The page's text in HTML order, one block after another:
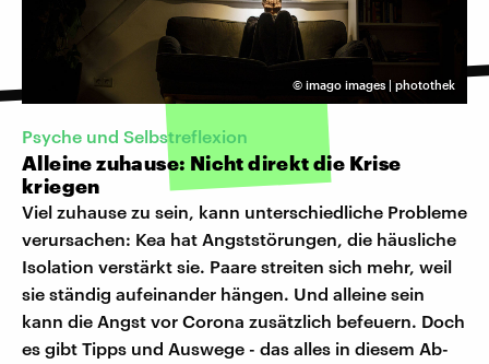
© imago images | photothek
Psyche und Selbstreflexion
Alleine zuhause: Nicht direkt die Krise
kriegen
Viel zuhause zu sein, kann unterschiedliche Probleme
verursachen: Kea hat Angststörungen, die häusliche
Isolation verstärkt sie. Paare streiten sich mehr, weil
sie ständig aufeinander hängen. Und alleine sein
kann die Angst vor Corona zusätzlich befeuern. Doch
es gibt Tipps und Auswege - das alles in diesem Ab-